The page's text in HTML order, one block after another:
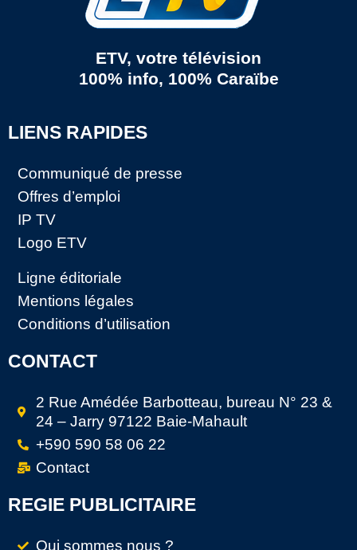
ETV, votre télévision
100% info, 100% Caraïbe
LIENS RAPIDES
Communiqué de presse
Offres d’emploi
IP TV
Logo ETV
Ligne éditoriale
Mentions légales
Conditions d’utilisation
CONTACT
2 Rue Amédée Barbotteau, bureau N° 23 &
24 – Jarry 97122 Baie-Mahault
+590 590 58 06 22
Contact
REGIE PUBLICITAIRE
Qui sommes nous ?